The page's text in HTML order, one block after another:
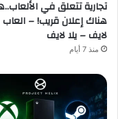
تجارية تتعلق في
هناك إعلان قريب! – العاب
لايف – يلا لايف
منذ 7 أيام